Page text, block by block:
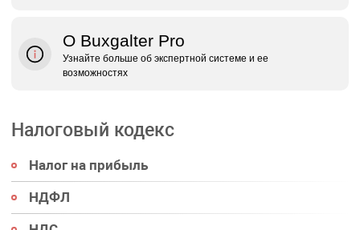
О Buxgalter Pro
Узнайте больше об экспертной системе и ее
возможностях
Налоговый кодекс
Налог на прибыль
НДФЛ